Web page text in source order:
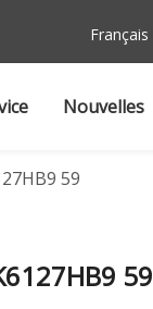
Français
Nouvelles
59
59